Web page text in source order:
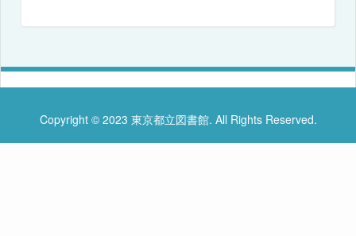
Copyright © 2023 東京都立図書館. All Rights Reserved.